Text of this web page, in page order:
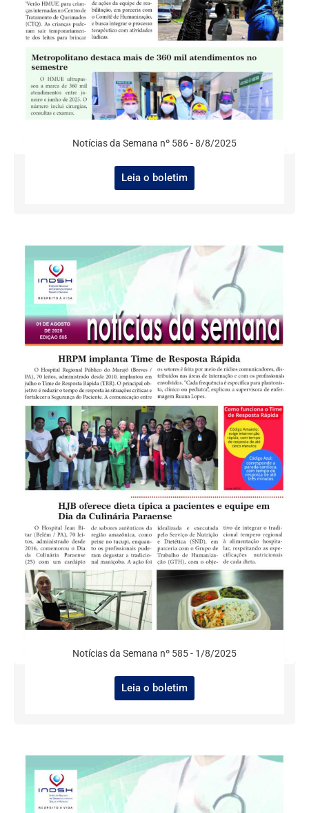
Notícias da Semana nº 586 - 8/8/2025
Leia o boletim
Notícias da Semana nº 585 - 1/8/2025
Leia o boletim